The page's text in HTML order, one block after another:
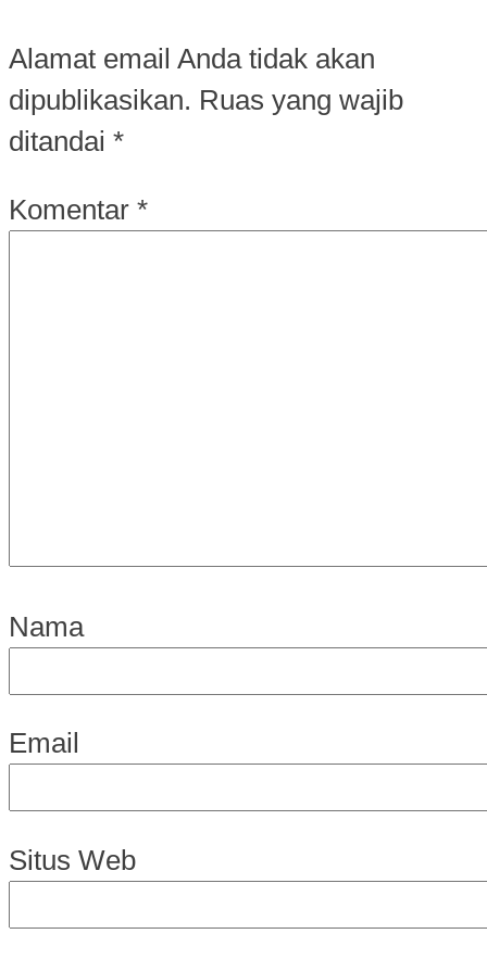
Alamat email Anda tidak akan
dipublikasikan. Ruas yang wajib
ditandai *
Komentar *
Nama
Email
Situs Web